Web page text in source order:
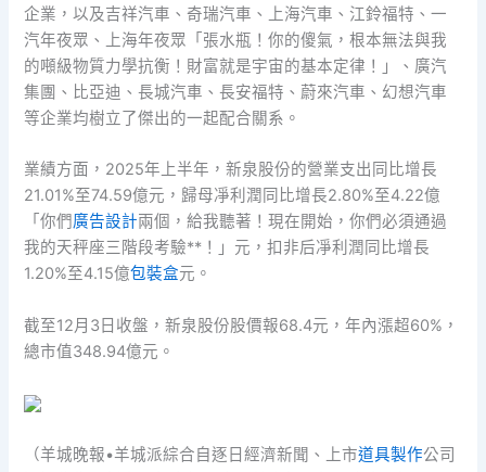
企業，以及吉祥汽車、奇瑞汽車、上海汽車、江鈴福特、一
汽年夜眾、上海年夜眾「張水瓶！你的傻氣，根本無法與我
的噸級物質力學抗衡！財富就是宇宙的基本定律！」、廣汽
集團、比亞迪、長城汽車、長安福特、蔚來汽車、幻想汽車
等企業均樹立了傑出的一起配合關系。
業績方面，2025年上半年，新泉股份的營業支出同比增長
21.01%至74.59億元，歸母凈利潤同比增長2.80%至4.22億
「你們廣告設計兩個，給我聽著！現在開始，你們必須通過
我的天秤座三階段考驗**！」元，扣非后凈利潤同比增長
1.20%至4.15億包裝盒元。
截至12月3日收盤，新泉股份股價報68.4元，年內漲超60%，
總市值348.94億元。
（羊城晚報•羊城派綜合自逐日經濟新聞、上市道具製作公司